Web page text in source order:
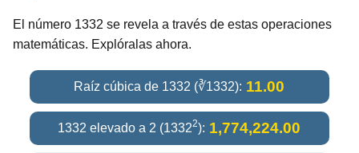
El número 1332 se revela a través de estas operaciones
matemáticas. Explóralas ahora.
Raíz cúbica de 1332 (∛1332): 11.00
1332 elevado a 2 (13322): 1,774,224.00